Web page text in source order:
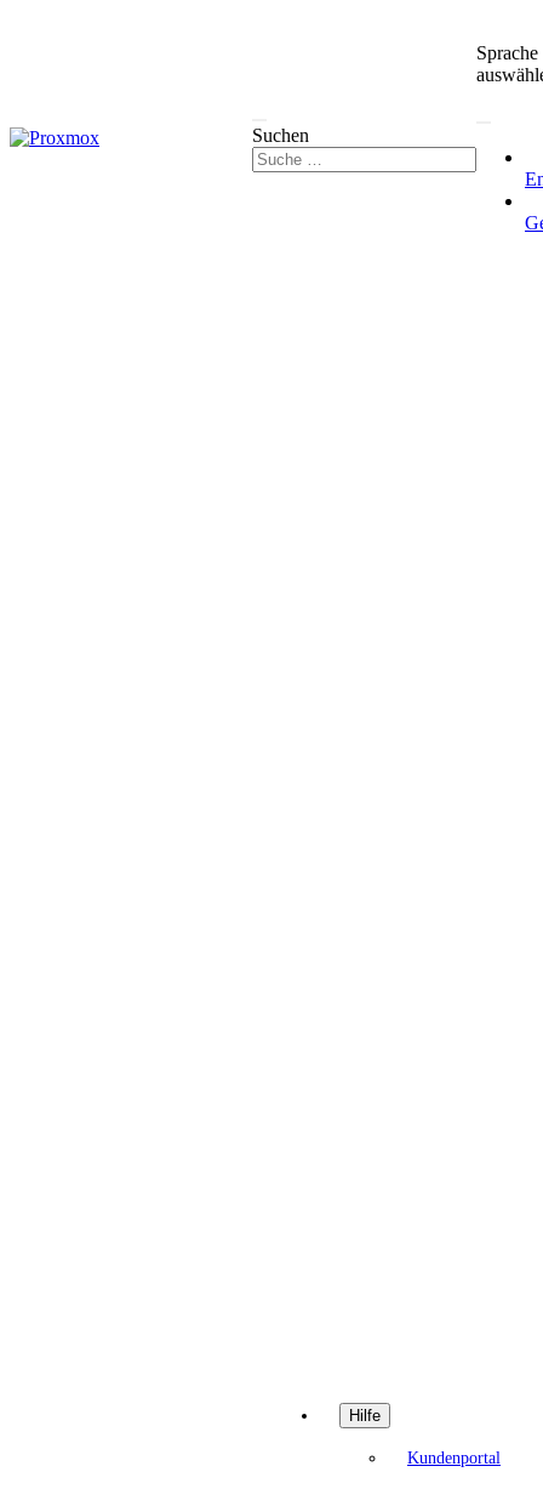
Suchen
Sprache
Hilfe
Kundenportal